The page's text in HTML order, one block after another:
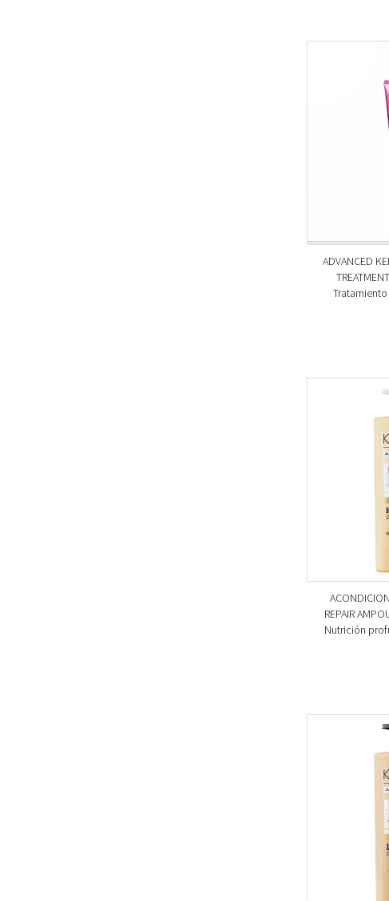
ADVANCED
REPAIR
Nutrición